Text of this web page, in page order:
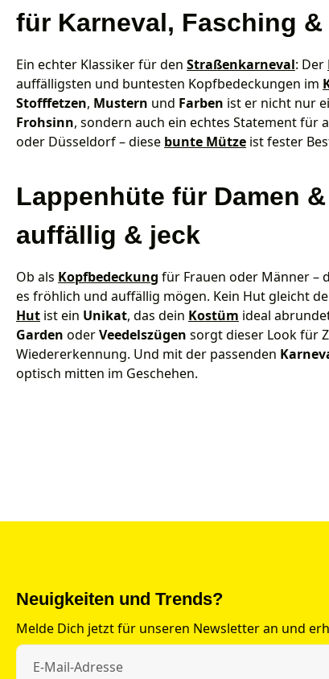
für Karneval, Fasching
Ein echter Klassiker für den Straßenkarneval: Der
auffälligsten und buntesten Kopfbedeckungen im
Stofffetzen, Mustern und Farben ist er nicht nur
Frohsinn, sondern auch ein echtes Statement für
oder Düsseldorf – diese bunte Mütze ist fester
Lappenhüte für Damen
auffällig & jeck
Ob als Kopfbedeckung für Frauen oder Männer –
es fröhlich und auffällig mögen. Kein Hut gleicht
Hut ist ein Unikat, das dein Kostüm ideal
Garden oderVeedelszügen sorgt dieser Look für
Wiedererkennung. Und mit der passenden
optisch mitten im Geschehen.
Neuigkeiten und Trends?
Melde Dich jetzt für unseren Newsletter an und